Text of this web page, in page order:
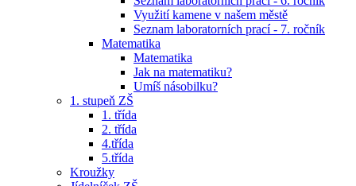
Využití kamene v našem městě
Seznam laboratorních prací - 7. ročník
Matematika
Matematika
Jak na matematiku?
Umíš násobilku?
1. stupeň ZŠ
1. třída
2. třída
4.třída
5.třída
Kroužky